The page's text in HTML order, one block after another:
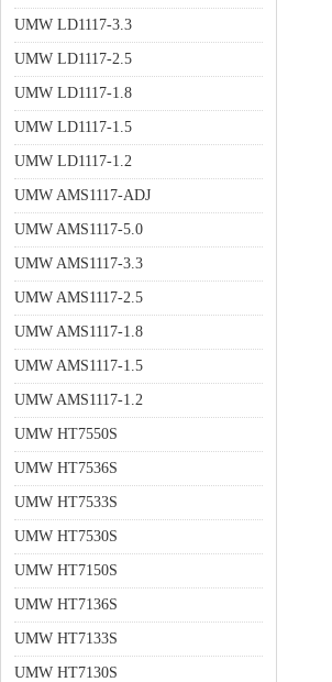
UMW LD1117-3.3
UMW LD1117-2.5
UMW LD1117-1.8
UMW LD1117-1.5
UMW LD1117-1.2
UMW AMS1117-ADJ
UMW AMS1117-5.0
UMW AMS1117-3.3
UMW AMS1117-2.5
UMW AMS1117-1.8
UMW AMS1117-1.5
UMW AMS1117-1.2
UMW HT7550S
UMW HT7536S
UMW HT7533S
UMW HT7530S
UMW HT7150S
UMW HT7136S
UMW HT7133S
UMW HT7130S